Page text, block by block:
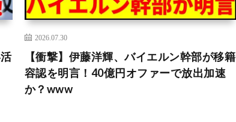
2026.07.30
【衝撃】伊藤洋輝、バイエルン幹部が移籍
容認を明言！40億円オファーで放出加速
か？www